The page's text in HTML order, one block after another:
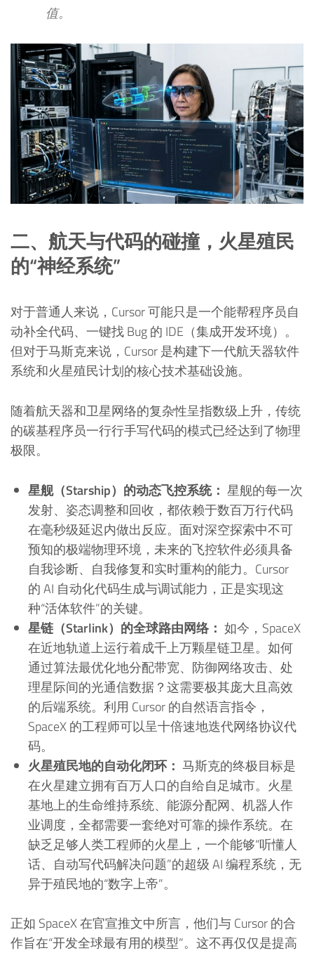
值。
二、航天与代码的碰撞，火星殖民
的“神经系统”
对于普通人来说，Cursor 可能只是一个能帮程序员自
动补全代码、一键找 Bug 的 IDE（集成开发环境）。
但对于马斯克来说，Cursor 是构建下一代航天器软件
系统和火星殖民计划的核心技术基础设施。
随着航天器和卫星网络的复杂性呈指数级上升，传统
的碳基程序员一行行手写代码的模式已经达到了物理
极限。
星舰（Starship）的动态飞控系统： 星舰的每一次
发射、姿态调整和回收，都依赖于数百万行代码
在毫秒级延迟内做出反应。面对深空探索中不可
预知的极端物理环境，未来的飞控软件必须具备
自我诊断、自我修复和实时重构的能力。Cursor
的 AI 自动化代码生成与调试能力，正是实现这
种“活体软件”的关键。
星链（Starlink）的全球路由网络： 如今，SpaceX
在近地轨道上运行着成千上万颗星链卫星。如何
通过算法最优化地分配带宽、防御网络攻击、处
理星际间的光通信数据？这需要极其庞大且高效
的后端系统。利用 Cursor 的自然语言指令，
SpaceX 的工程师可以呈十倍速地迭代网络协议代
码。
火星殖民地的自动化闭环： 马斯克的终极目标是
在火星建立拥有百万人口的自给自足城市。火星
基地上的生命维持系统、能源分配网、机器人作
业调度，全都需要一套绝对可靠的操作系统。在
缺乏足够人类工程师的火星上，一个能够“听懂人
话、自动写代码解决问题”的超级 AI 编程系统，无
异于殖民地的“数字上帝”。
正如 SpaceX 在官宣推文中所言，他们与 Cursor 的合
作旨在“开发全球最有用的模型”。这不再仅仅是提高